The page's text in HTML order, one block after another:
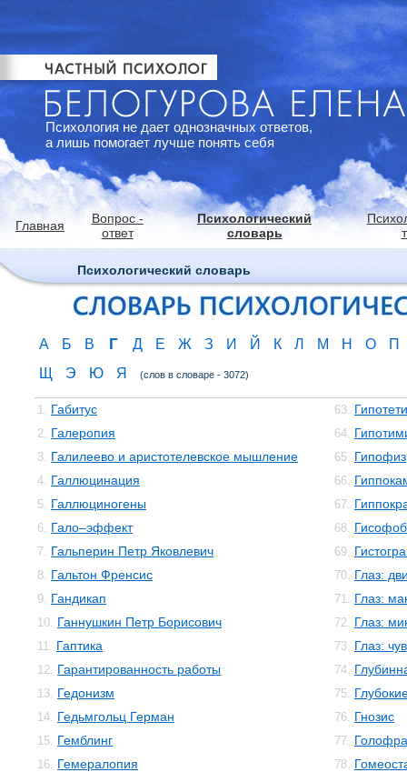
Психология не дает однозначных ответов,
а лишь помогает лучше понять себя
Главная
Вопрос -
ответ
Психологический
словарь
Психологический словарь
А Б В Г Д Е Ж З И Й К Л М Н О
П
Щ
Э Ю Я (слов в словаре - 3072)
1. Габитус
2. Галеропия
3. Галилеево и аристотелевское мышление
4. Галлюцинация
5. Галлюциногены
6. Гало–эффект
7. Гальперин Петр Яковлевич
8. Гальтон Френсис
9. Гандикап
10. Ганнушкин Петр Борисович
11. Гаптика
12. Гарантированность работы
13. Гедонизм
14. Гедьмгольц Герман
15. Гемблинг
16. Гемералопия
63.
64.
65. Гипофиз
66.
67.
68.
69.
70. Глаз:
71. Глаз:
72. Глаз:
73. Глаз:
74.
75.
76. Гнозис
77.
78.